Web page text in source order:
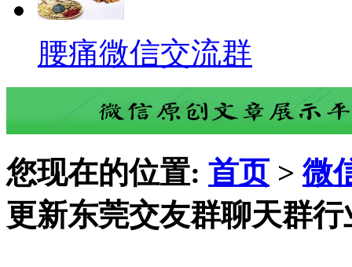
腰痛微信交流群
您现在的位置: 首页 >微
更新东莞交友群聊天群